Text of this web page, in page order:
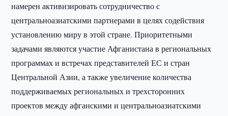
намерен активизировать сотрудничество с
центральноазиатскими партнерами в целях содействия
установлению миру в этой стране. Приоритетными
задачами являются участие Афганистана в региональных
программах и встречах представителей ЕС и стран
Центральной Азии, а также увеличение количества
поддерживаемых региональных и трехсторонних
проектов между афганскими и центральноазиатскими